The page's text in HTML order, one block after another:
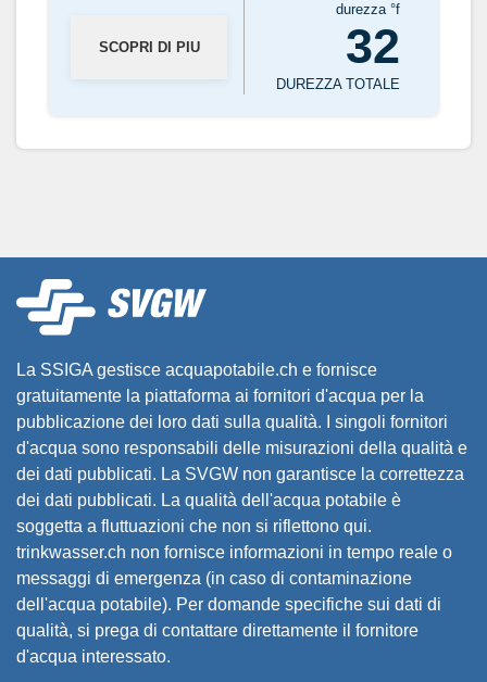
SCOPRI DI PIU
durezza °f
32
DUREZZA TOTALE
La SSIGA gestisce acquapotabile.ch e fornisce
gratuitamente la piattaforma ai fornitori d'acqua per la
pubblicazione dei loro dati sulla qualità. I singoli fornitori
d'acqua sono responsabili delle misurazioni della qualità e
dei dati pubblicati. La SVGW non garantisce la correttezza
dei dati pubblicati. La qualità dell'acqua potabile è
soggetta a fluttuazioni che non si riflettono qui.
trinkwasser.ch non fornisce informazioni in tempo reale o
messaggi di emergenza (in caso di contaminazione
dell'acqua potabile). Per domande specifiche sui dati di
qualità, si prega di contattare direttamente il fornitore
d'acqua interessato.